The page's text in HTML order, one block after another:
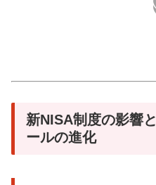
新NISA制度の影響
ールの進化